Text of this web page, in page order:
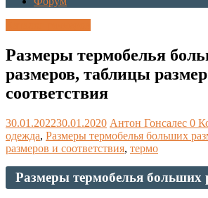
Размеры термобелья
размеров, таблицы
соответствия
30.01.202230.01.2020 Антон Гонсалес 0
одежда, Размеры термобелья больших
размеров и соответствия, термо
Размеры термобелья больших